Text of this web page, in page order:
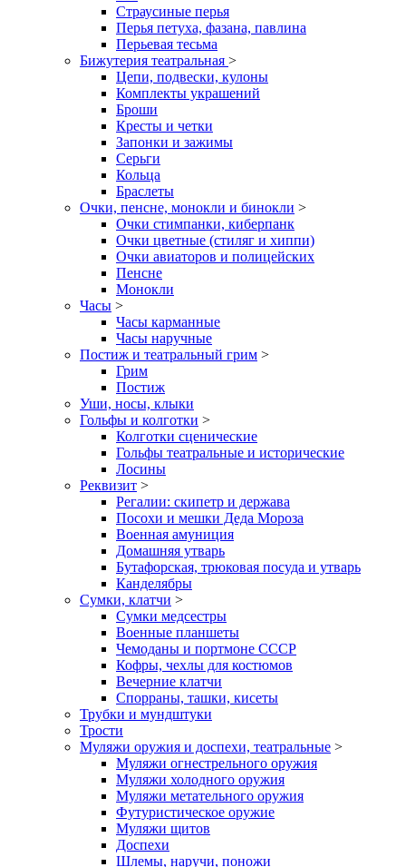
Страусиные перья
Перья петуха, фазана, павлина
Перьевая тесьма
Бижутерия театральная >
Цепи, подвески, кулоны
Комплекты украшений
Броши
Кресты и четки
Запонки и зажимы
Серьги
Кольца
Браслеты
Очки, пенсне, монокли и бинокли >
Очки стимпанки, киберпанк
Очки цветные (стиляг и хиппи)
Очки авиаторов и полицейских
Пенсне
Монокли
Часы >
Часы карманные
Часы наручные
Постиж и театральный грим >
Грим
Постиж
Уши, носы, клыки
Гольфы и колготки >
Колготки сценические
Гольфы театральные и исторические
Лосины
Реквизит >
Регалии: скипетр и держава
Посохи и мешки Деда Мороза
Военная амуниция
Домашняя утварь
Бутафорская, трюковая посуда и утварь
Канделябры
Сумки, клатчи >
Сумки медсестры
Военные планшеты
Чемоданы и портмоне СССР
Кофры, чехлы для костюмов
Вечерние клатчи
Спорраны, ташки, кисеты
Трубки и мундштуки
Трости
Муляжи оружия и доспехи, театральные >
Муляжи огнестрельного оружия
Муляжи холодного оружия
Муляжи метательного оружия
Футуристическое оружие
Муляжи щитов
Доспехи
Шлемы, наручи, поножи